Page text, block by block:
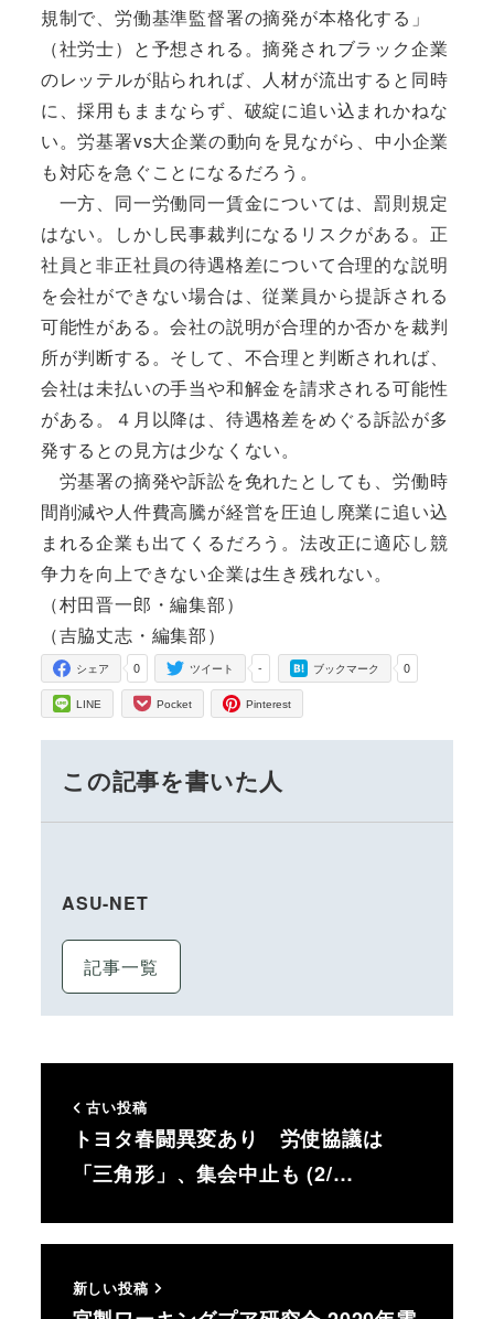
規制で、労働基準監督署の摘発が本格化する」
（社労士）と予想される。摘発されブラック企業
のレッテルが貼られれば、人材が流出すると同時
に、採用もままならず、破綻に追い込まれかねな
い。労基署vs大企業の動向を見ながら、中小企業
も対応を急ぐことになるだろう。
一方、同一労働同一賃金については、罰則規定
はない。しかし民事裁判になるリスクがある。正
社員と非正社員の待遇格差について合理的な説明
を会社ができない場合は、従業員から提訴される
可能性がある。会社の説明が合理的か否かを裁判
所が判断する。そして、不合理と判断されれば、
会社は未払いの手当や和解金を請求される可能性
がある。４月以降は、待遇格差をめぐる訴訟が多
発するとの見方は少なくない。
労基署の摘発や訴訟を免れたとしても、労働時
間削減や人件費高騰が経営を圧迫し廃業に追い込
まれる企業も出てくるだろう。法改正に適応し競
争力を向上できない企業は生き残れない。
（村田晋一郎・編集部）
（吉脇丈志・編集部）
0
シェア -
ツイート 0
ブックマーク
LINE Pocket Pinterest
この記事を書いた人
ASU-NET
記事一覧
古い投稿
トヨタ春闘異変あり 労使協議は
「三角形」、集会中止も (2/…
新しい投稿